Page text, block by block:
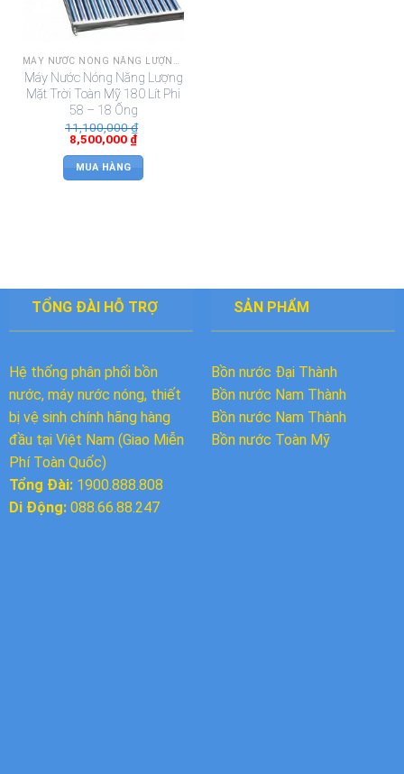
MÁY NƯỚC NÓNG NĂNG LƯỢNG MẶT TRỜI TOÀN MỸ
Máy Nước Nóng Năng Lượng
Mặt Trời Toàn Mỹ 180 Lít Phi
58 – 18 Ống
11,100,000₫
8,500,000 ₫
MUA HÀNG
TỔNG ĐÀI HỖ TRỢ
Hệ thống phân phối bồn
nước, máy nước nóng, thiết
bị vệ sinh chính hãng hàng
đầu tại Việt Nam (Giao Miễn
Phí Toàn Quốc)
Tổng Đài: 1900.888.808
Di Động: 088.66.88.247
SẢN PHẨM
Bồn nước Đại Thành
Bồn nước Nam Thành
Bồn nước Nam Thành
Bồn nước Toàn Mỹ